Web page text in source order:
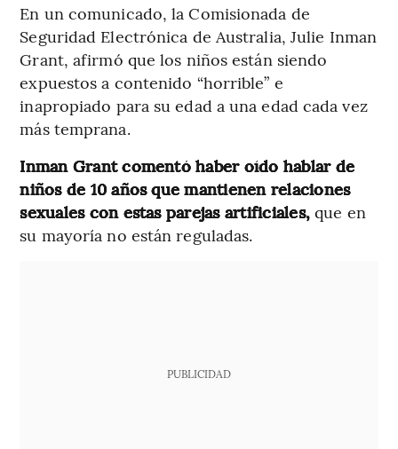
En un comunicado, la Comisionada de
Seguridad Electrónica de Australia, Julie Inman
Grant, afirmó que los niños están siendo
expuestos a contenido “horrible” e
inapropiado para su edad a una edad cada vez
más temprana.
Inman Grant comentó haber oído hablar de
niños de 10 años que mantienen relaciones
sexuales con estas parejas artificiales, que en
su mayoría no están reguladas.
PUBLICIDAD